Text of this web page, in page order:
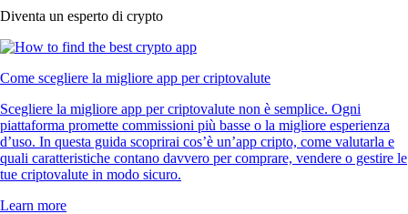
Diventa un esperto di crypto
Come scegliere la migliore app per criptovalute
Scegliere la migliore app per criptovalute non è semplice. Ogni
piattaforma promette commissioni più basse o la migliore esperienza
d’uso. In questa guida scoprirai cos’è un’app cripto, come valutarla e
quali caratteristiche contano davvero per comprare, vendere o gestire le
tue criptovalute in modo sicuro.
Learn more